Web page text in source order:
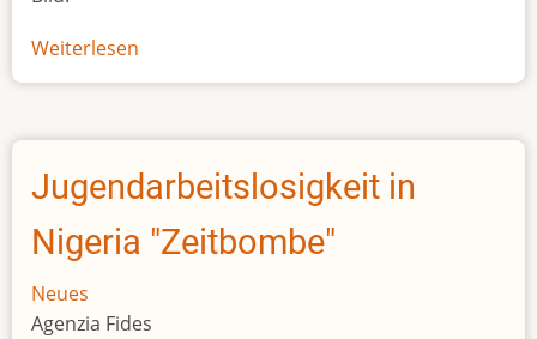
Weiterlesen
Afrikas
Größe
Jugendarbeitslosigkeit in
Nigeria "Zeitbombe"
Neues
Agenzia Fides